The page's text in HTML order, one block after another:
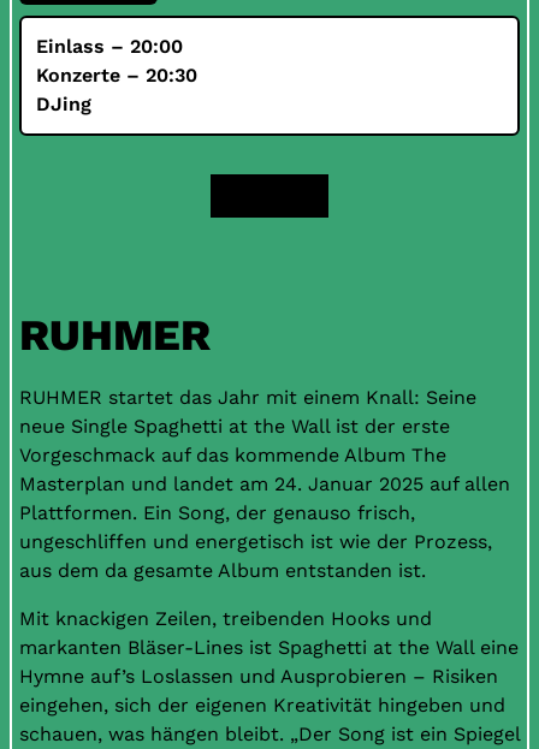
Einlass – 20:00
Konzerte – 20:30
DJing
RUHMER
RUHMER startet das Jahr mit einem Knall: Seine
neue Single Spaghetti at the Wall ist der erste
Vorgeschmack auf das kommende Album The
Masterplan und landet am 24. Januar 2025 auf allen
Plattformen. Ein Song, der genauso frisch,
ungeschliffen und energetisch ist wie der Prozess,
aus dem da gesamte Album entstanden ist.
Mit knackigen Zeilen, treibenden Hooks und
markanten Bläser-Lines ist Spaghetti at the Wall eine
Hymne auf’s Loslassen und Ausprobieren – Risiken
eingehen, sich der eigenen Kreativität hingeben und
schauen, was hängen bleibt. „Der Song ist ein Spiegel